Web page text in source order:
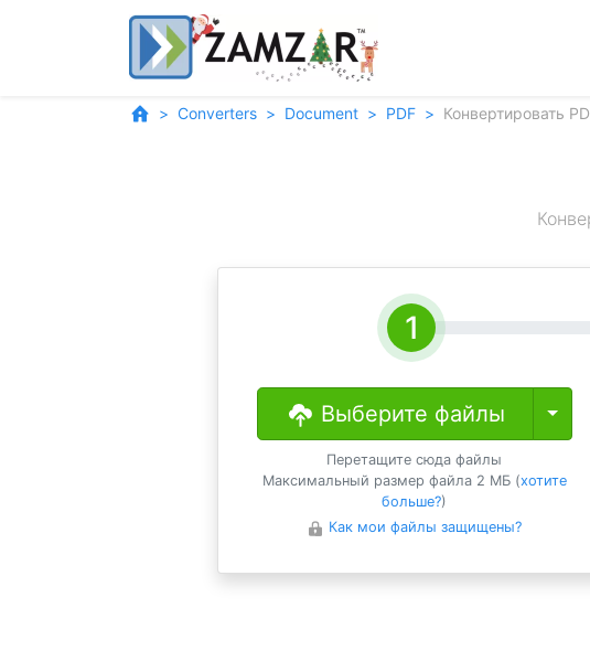
Converters Document PDF Конвертировать
Выберите файлы
Перетащите сюда файлы
Максимальный размер файла 2 МБ (хотите
больше?)
Как мои файлы защищены?